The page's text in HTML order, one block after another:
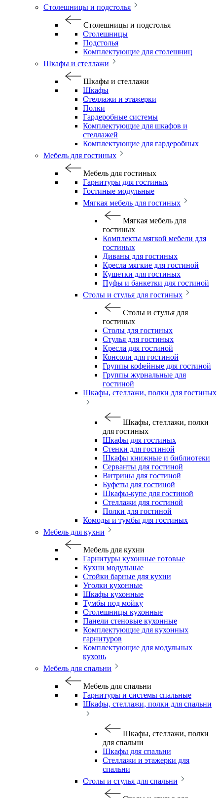
Столешницы и подстолья
Столешницы и подстолья
Столешницы
Подстолья
Комплектующие для столешниц
Шкафы и стеллажи
Шкафы и стеллажи
Шкафы
Стеллажи и этажерки
Полки
Гардеробные системы
Комплектующие для шкафов и
стеллажей
Комплектующие для гардеробных
Мебель для гостиных
Мебель для гостиных
Гарнитуры для гостиных
Гостиные модульные
Мягкая мебель для гостиных
Мягкая мебель для
гостиных
Комплекты мягкой мебели для
гостиных
Диваны для гостиных
Кресла мягкие для гостиной
Кушетки для гостиных
Пуфы и банкетки для гостиной
Столы и стулья для гостиных
Столы и стулья для
гостиных
Столы для гостиных
Стулья для гостиных
Кресла для гостиной
Консоли для гостиной
Группы кофейные для гостиной
Группы журнальные для
гостиной
Шкафы, стеллажи, полки для гостиных
Шкафы, стеллажи, полки
для гостиных
Шкафы для гостиных
Стенки для гостиной
Шкафы книжные и библиотеки
Серванты для гостиной
Витрины для гостиной
Буфеты для гостиной
Шкафы-купе для гостиной
Стеллажи для гостиной
Полки для гостиной
Комоды и тумбы для гостиных
Мебель для кухни
Мебель для кухни
Гарнитуры кухонные готовые
Кухни модульные
Стойки барные для кухни
Уголки кухонные
Шкафы кухонные
Тумбы под мойку
Столешницы кухонные
Панели стеновые кухонные
Комплектующие для кухонных
гарнитуров
Комплектующие для модульных
кухонь
Мебель для спальни
Мебель для спальни
Гарнитуры и системы спальные
Шкафы, стеллажи, полки для спальни
Шкафы, стеллажи, полки
для спальни
Шкафы для спальни
Стеллажи и этажерки для
спальни
Столы и стулья для спальни